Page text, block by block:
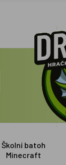
Školní batoh
Minecraft